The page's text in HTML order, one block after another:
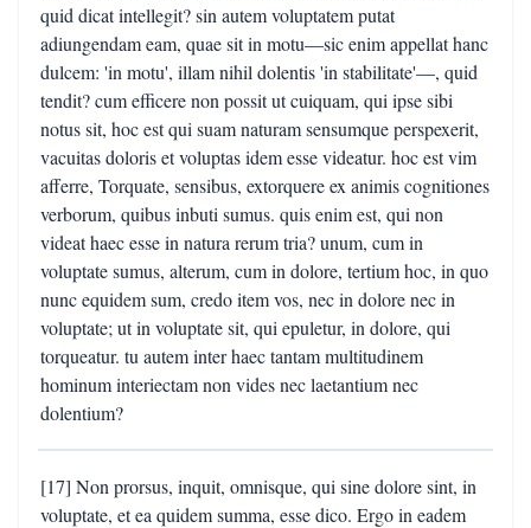
quid dicat intellegit? sin autem voluptatem putat
adiungendam eam, quae sit in motu—sic enim appellat hanc
dulcem: 'in motu', illam nihil dolentis 'in stabilitate'—, quid
tendit? cum efficere non possit ut cuiquam, qui ipse sibi
notus sit, hoc est qui suam naturam sensumque perspexerit,
vacuitas doloris et voluptas idem esse videatur. hoc est vim
afferre, Torquate, sensibus, extorquere ex animis cognitiones
verborum, quibus inbuti sumus. quis enim est, qui non
videat haec esse in natura rerum tria? unum, cum in
voluptate sumus, alterum, cum in dolore, tertium hoc, in quo
nunc equidem sum, credo item vos, nec in dolore nec in
voluptate; ut in voluptate sit, qui epuletur, in dolore, qui
torqueatur. tu autem inter haec tantam multitudinem
hominum interiectam non vides nec laetantium nec
dolentium?
[17] Non prorsus, inquit, omnisque, qui sine dolore sint, in
voluptate, et ea quidem summa, esse dico. Ergo in eadem